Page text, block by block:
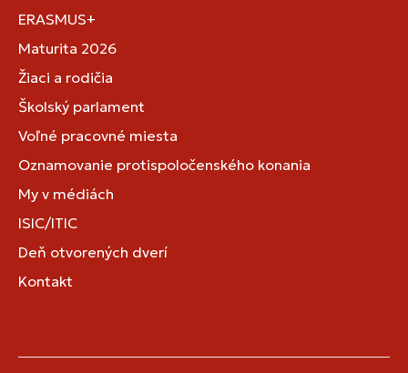
ERASMUS+
Maturita 2026
Žiaci a rodičia
Školský parlament
Voľné pracovné miesta
Oznamovanie protispoločenského konania
My v médiách
ISIC/ITIC
Deň otvorených dverí
Kontakt